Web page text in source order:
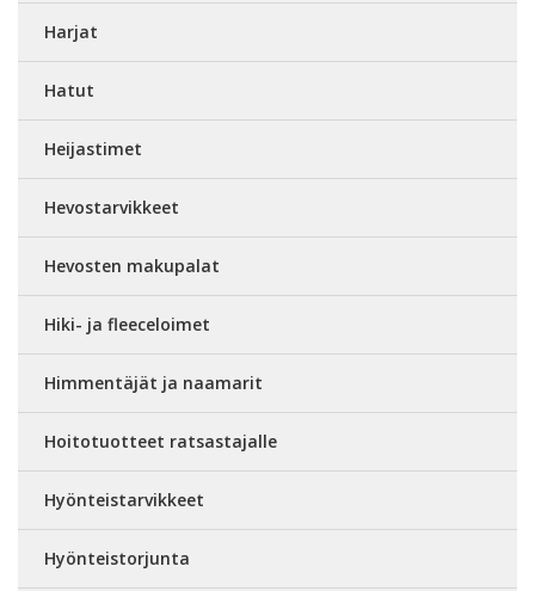
Harjat
Hatut
Heijastimet
Hevostarvikkeet
Hevosten makupalat
Hiki- ja fleeceloimet
Himmentäjät ja naamarit
Hoitotuotteet ratsastajalle
Hyönteistarvikkeet
Hyönteistorjunta